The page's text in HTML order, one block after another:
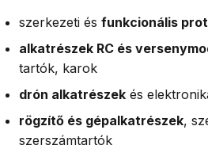
szerkezeti és funkcionális
alkatrészek RC és
tartók, karok
drón alkatrészek és
rögzítő és gépalkatrészek,
szerszámtartók